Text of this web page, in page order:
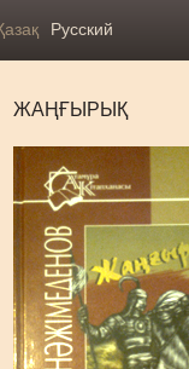
Русский
ЖАҢҒЫРЫҚ